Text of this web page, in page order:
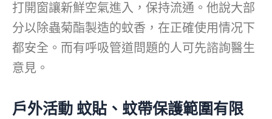
打開窗讓新鮮空氣進入，保持流通。他說大部
分以除蟲菊酯製造的蚊香，在正確使用情况下
都安全。而有呼吸管道問題的人可先諮詢醫生
意見。
戶外活動 蚊貼、蚊帶保護範圍有限